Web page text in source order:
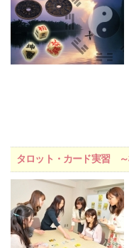
タロット・カード実習 ～